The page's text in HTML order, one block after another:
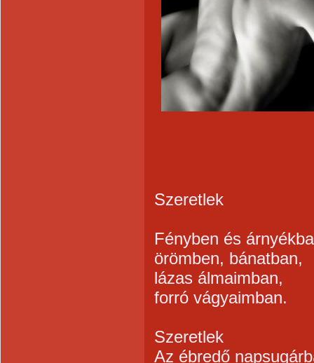
Szeretlek
Fényben és
örömben, bánatban,
lázas álmaimban,
forró vágyaimban.
Szeretlek
Az ébredő